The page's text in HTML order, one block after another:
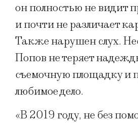
он полностью не видит
и почти не различает
Также нарушен слух.
Попов не теряет
съемочную площадку и
любимое дело.
«В 2019 году, не без